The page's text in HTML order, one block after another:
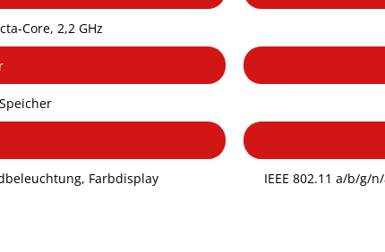
Core, 2,2 GHz
Farbdisplay
IEEE 802.11 a/b/g/